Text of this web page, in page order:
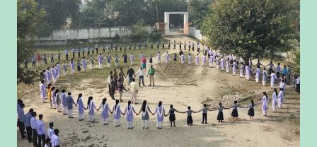
पर अच्छे नम्बर लिखे होते । जब - जब आप मार्कशीट देखेंगे तब - तब आपका मन
आपको ही कोसेगा, और आप बार - बार ग्लानि से भरते रहेंगे । वैसे तमाम नौकरियों में
आपके एकेडमिक अंको का ज्यादा महत्व नहीं ह...